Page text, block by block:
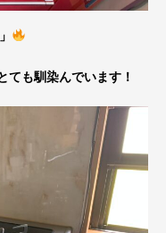
ても馴染んでいます！